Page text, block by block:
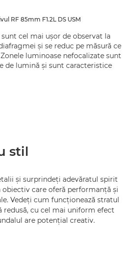
RF 85mm F1.2L DS USM
cel mai uşor de observat la
şi se reduc pe măsură ce
luminoase nefocalizate sunt
de lumină şi sunt caracteristice
stil
şi surprindeţi adevăratul spirit
care oferă performanţă şi
Vedeţi cum funcţionează stratul
redusă, cu cel mai uniform efect
are potenţial creativ.